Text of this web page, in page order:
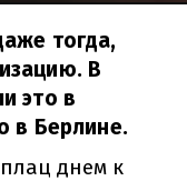
тогда,
В
это в
в Берлине.
днем к